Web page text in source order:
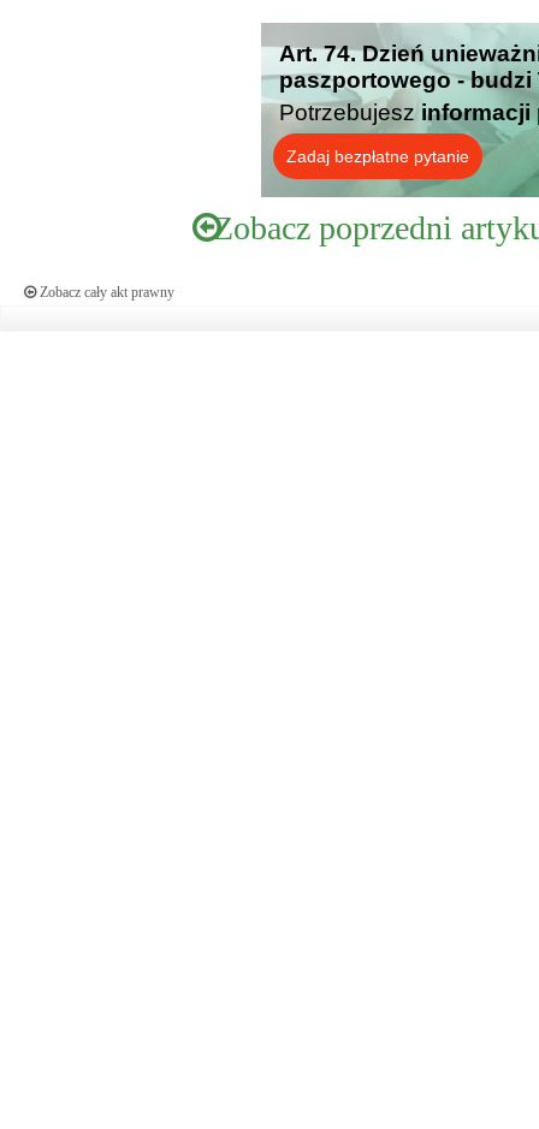
Art. 74. Dzień
paszportowego -
Potrzebujesz informacji
Zadaj bezpłatne pytanie
Zobacz poprzedni
Zobacz cały akt prawny